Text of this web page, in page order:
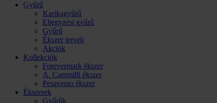
Gyűrű
Karikagyűrű
Eljegyzési gyűrű
Gyűrű
Ékszer tervek
Akciók
Kollekciók
Forevermark ékszer
A. Cammilli ékszer
Pesavento ékszer
Ékszerek
Gyűrűk